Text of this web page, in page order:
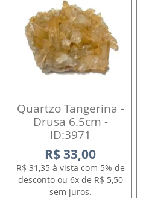
Quartzo Tangerina -
Drusa 6.5cm -
ID:3971
R$ 33,00
R$ 31,35 à vista com 5% de
desconto ou 6x de R$ 5,50
sem juros.